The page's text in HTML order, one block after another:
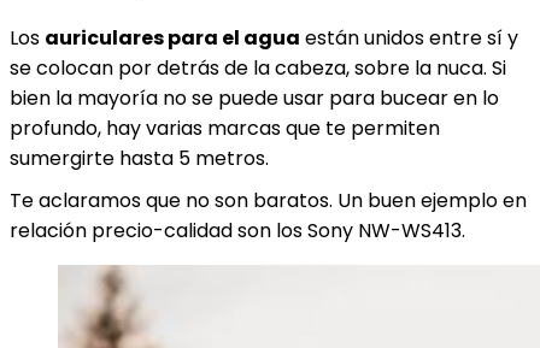
Los auriculares para el agua están unidos entre sí y
se colocan por detrás de la cabeza, sobre la nuca. Si
bien la mayoría no se puede usar para bucear en lo
profundo, hay varias marcas que te permiten
sumergirte hasta 5 metros.
Te aclaramos que no son baratos. Un buen ejemplo en
relación precio-calidad son los Sony NW-WS413.